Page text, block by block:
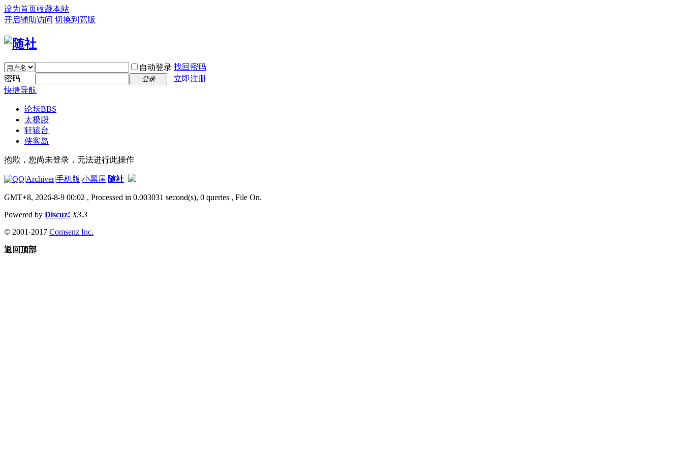
设为首页收藏本站
开启辅助访问 切换到宽版
自动登录 找回密码
密码
登录
立即注册
快捷导航
论坛BBS
太极殿
轩辕台
侠客岛
抱歉，您尚未登录，无法进行此操作
|Archiver|手机版|小黑屋|随社
GMT+8, 2026-8-9 00:02 , Processed in 0.003031 second(s), 0 queries , File On.
Powered by Discuz! X3.3
© 2001-2017 Comsenz Inc.
返回顶部